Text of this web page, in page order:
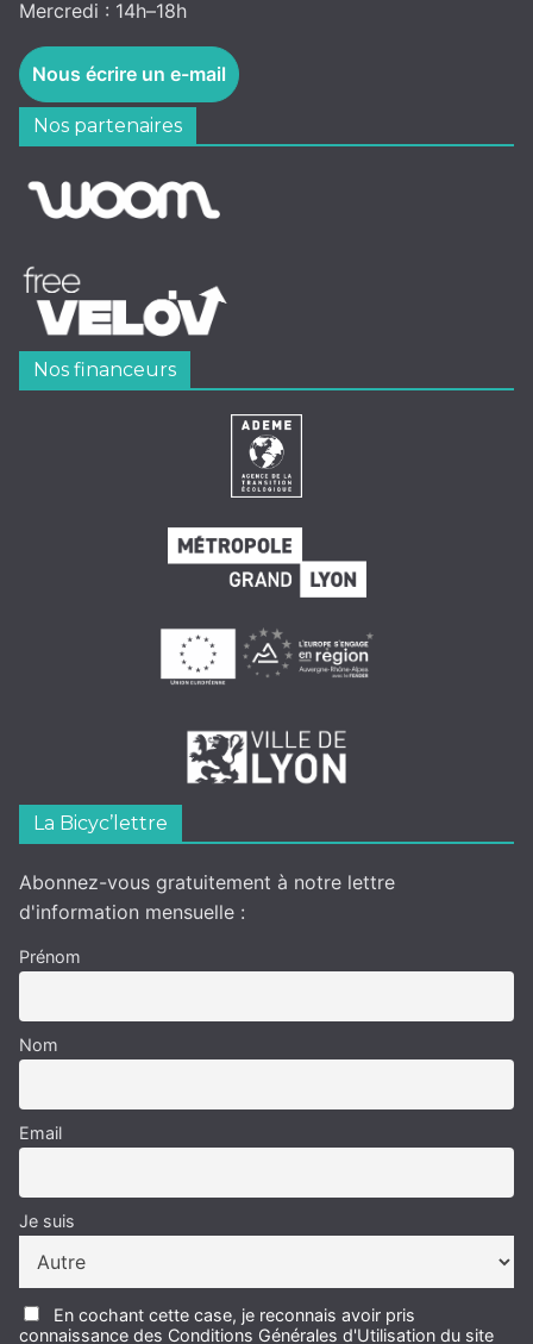
Mercredi : 14h–18h
Nous écrire un e-mail
Nos partenaires
Nos financeurs
La Bicyc’lettre
Abonnez-vous gratuitement à notre lettre
d'information mensuelle :
Prénom
Nom
Email
Je suis
En cochant cette case, je reconnais avoir pris
connaissance des Conditions Générales d'Utilisation du site